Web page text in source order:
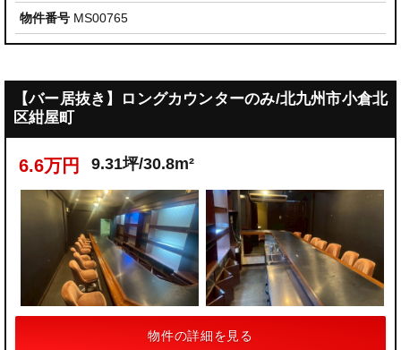
物件番号 MS00765
【バー居抜き】ロングカウンターのみ/北九州市小倉北
区紺屋町
6.6万円 9.31坪/30.8m²
物件の詳細を見る